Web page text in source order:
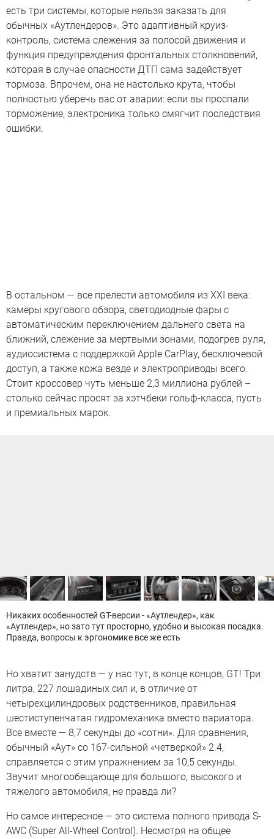
есть три системы, которые нельзя заказать для
обычных «Аутлендеров». Это адаптивный круиз-
контроль, система слежения за полосой движения и
функция предупреждения фронтальных столкновений,
которая в случае опасности ДТП сама задействует
тормоза. Впрочем, она не настолько крута, чтобы
полностью уберечь вас от аварии: если вы проспали
торможение, электроника только смягчит последствия
ошибки.
В остальном — все прелести автомобиля из XXI века:
камеры кругового обзора, светодиодные фары с
автоматическим переключением дальнего света на
ближний, слежение за мертвыми зонами, подогрев руля,
аудиосистема с поддержкой Apple CarPlay, бесключевой
доступ, а также кожа везде и электроприводы всего.
Стоит кроссовер чуть меньше 2,3 миллиона рублей –
столько сейчас просят за хэтчбеки гольф-класса, пусть
и премиальных марок.
Никаких особенностей GT-версии - «Аутлендер», как
«Аутлендер», но зато тут просторно, удобно и высокая посадка.
Правда, вопросы к эргономике все же есть
Но хватит занудств — у нас тут, в конце концов, GT! Три
литра, 227 лошадиных сил и, в отличие от
четырехцилиндровых родственников, правильная
шестиступенчатая гидромеханика вместо вариатора.
Все вместе — 8,7 секунды до «сотни». Для сравнения,
обычный «Аут» со 167-сильной «четверкой» 2.4,
справляется с этим упражнением за 10,5 секунды.
Звучит многообещающе для большого, высокого и
тяжелого автомобиля, не правда ли?
Но самое интересное — это система полного привода S-
AWC (Super All-Wheel Control). Несмотря на общее